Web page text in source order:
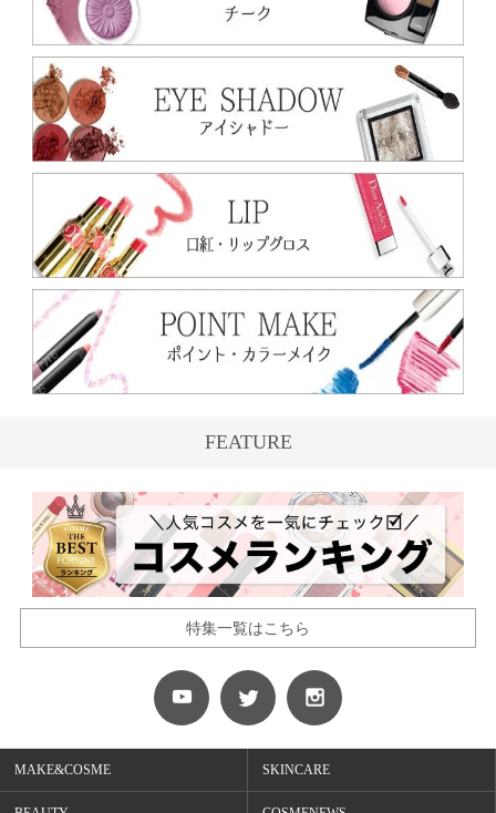
FEATURE
特集一覧はこちら
MAKE&COSME SKINCARE